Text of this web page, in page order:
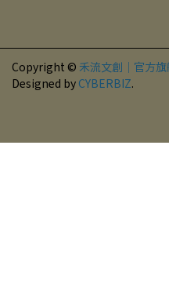
Copyright © 禾流文創｜官方
Designed by CYBERBIZ.